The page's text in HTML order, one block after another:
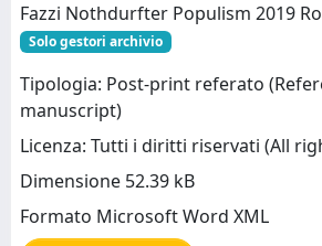
Fazzi Nothdurfter Populism 2019
Solo gestori archivio
Tipologia: Post-print referato
manuscript)
Licenza: Tutti i diritti riservati (All
Dimensione 52.39 kB
Formato Microsoft Word XML